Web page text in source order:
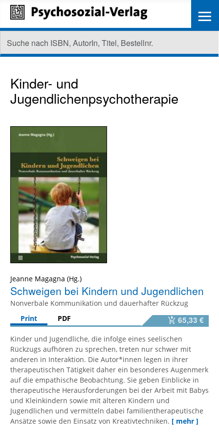
Kinder- und
Jugendlichenpsychotherapie
Jeanne Magagna
Schweigen bei Kindern und Jugendlichen
Nonverbale Kommunikation und dauerhafter Rückzug
Print
PDF 65,33 €
Kinder und Jugendliche, die infolge eines seelischen
Rückzugs aufhören zu sprechen, treten nur schwer mit
anderen in Interaktion. Die Autor*innen legen in ihrer
therapeutischen Tätigkeit daher ein besonderes Augenmerk
auf die empathische Beobachtung. Sie geben Einblicke in
therapeutische Herausforderungen bei der Arbeit mit Babys
und Kleinkindern sowie mit älteren Kindern und
Jugendlichen und vermitteln dabei familientherapeutische
Ansätze sowie den Einsatz von Kreativtechniken. [ mehr ]
≡